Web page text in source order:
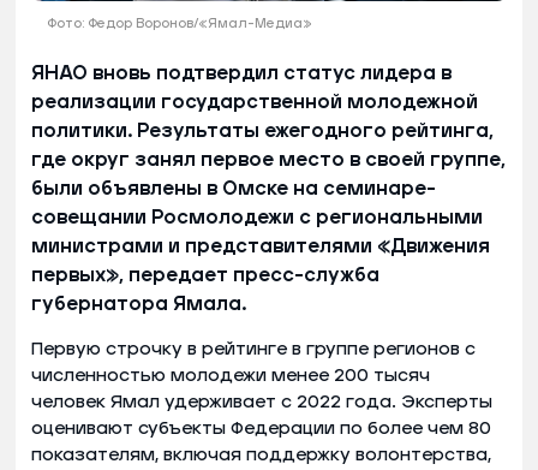
Фото: Федор Воронов/«Ямал-Медиа»
ЯНАО вновь подтвердил статус лидера в
реализации государственной молодежной
политики. Результаты ежегодного рейтинга,
где округ занял первое место в своей группе,
были объявлены в Омске на семинаре-
совещании Росмолодежи с региональными
министрами и представителями «Движения
первых», передает пресс-служба
губернатора Ямала.
Первую строчку в рейтинге в группе регионов с
численностью молодежи менее 200 тысяч
человек Ямал удерживает с 2022 года. Эксперты
оценивают субъекты Федерации по более чем 80
показателям, включая поддержку волонтерства,